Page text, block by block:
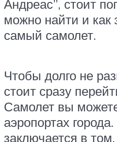
Андреас”, стоит
можно найти и как
самый самолет.
Чтобы долго не
стоит сразу
Самолет вы
аэропортах
заключается в